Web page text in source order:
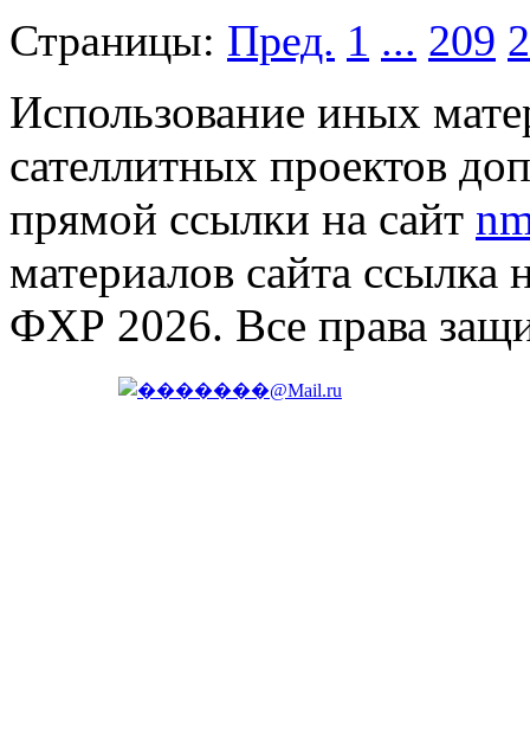
Страницы: Пред. 1 ... 209
Использование иных
сателлитных проектов
прямой ссылки на сайт
материалов сайта ссылка
ФХР 2026. Все права